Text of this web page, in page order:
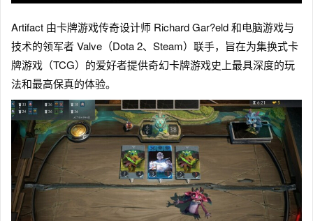
Artifact 由卡牌游戏传奇设计师 Richard Gar?eld 和电脑游戏与
技术的领军者 Valve（Dota 2、Steam）联手，旨在为集换式卡
牌游戏（TCG）的爱好者提供奇幻卡牌游戏史上最具深度的玩
法和最高保真的体验。